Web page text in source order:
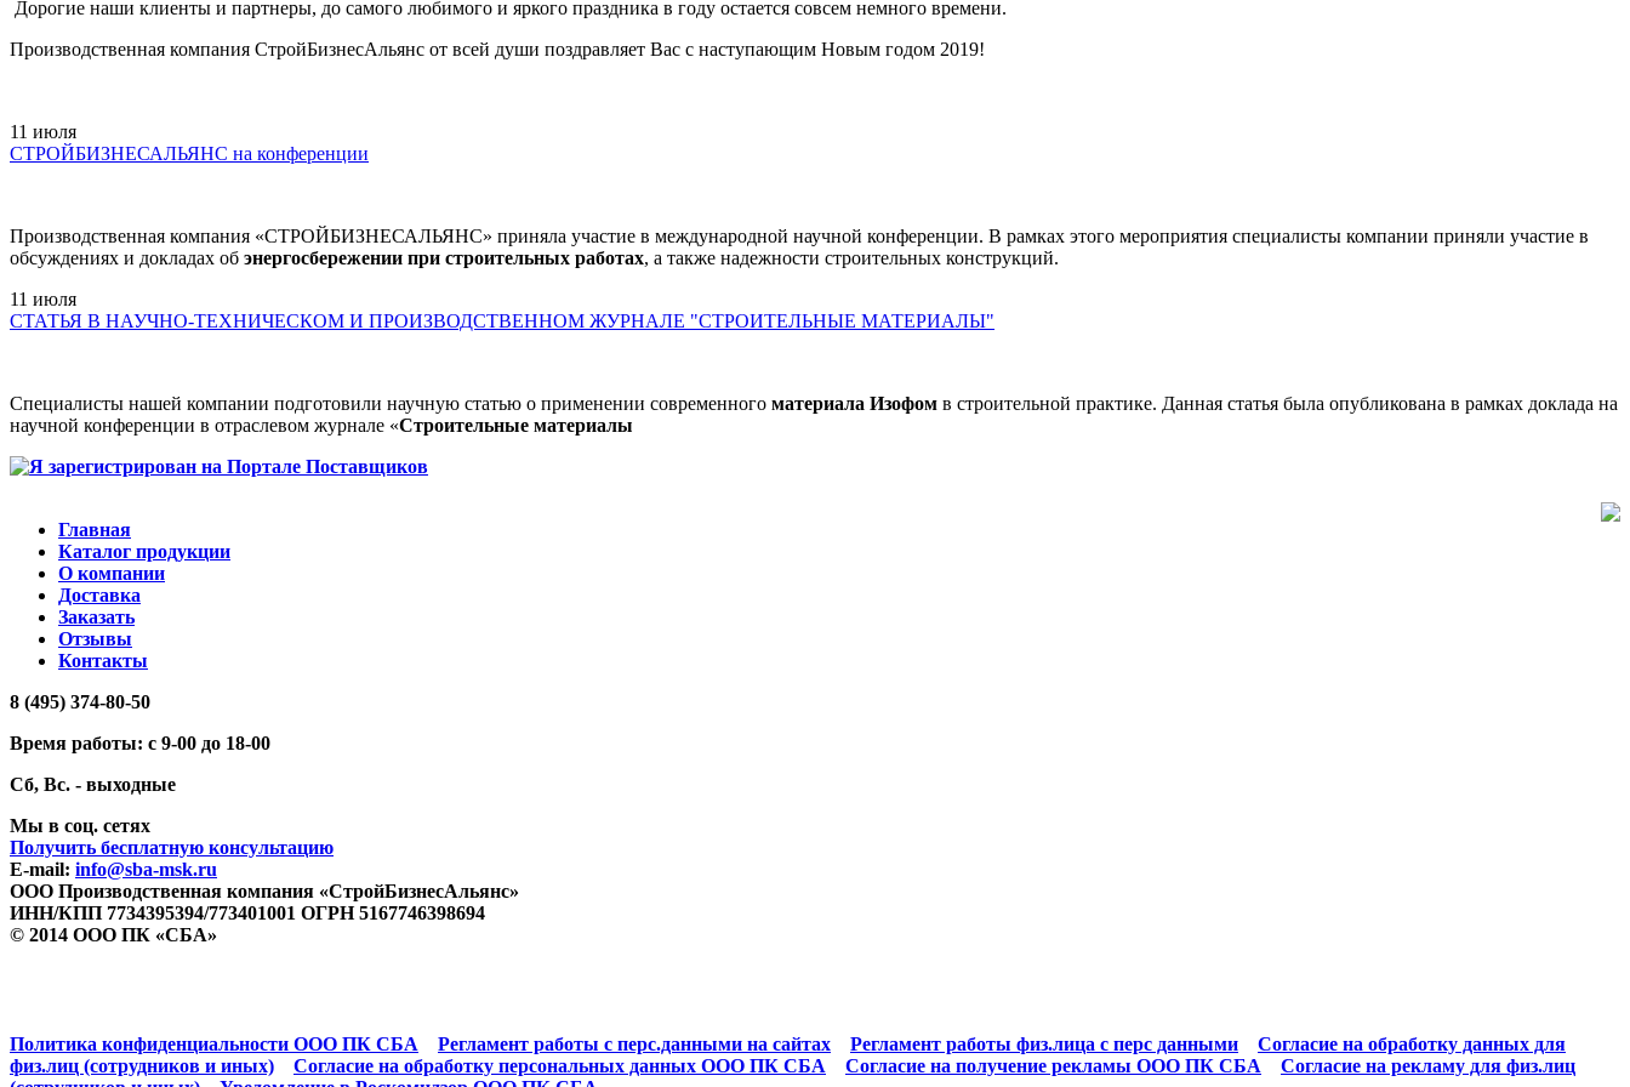
Дорогие наши клиенты и партнеры, до самого любимого и яркого праздника в году остается совсем немного времени.
Производственная компания СтройБизнесАльянс от всей души поздравляет Вас с наступающим Новым годом 2019!
11 июля
СТРОЙБИЗНЕСАЛЬЯНС на конференции
Производственная компания «СТРОЙБИЗНЕСАЛЬЯНС» приняла участие в международной научной конференции. В рамках этого мероприятия специалисты компании приняли участие в
обсуждениях и докладах об энергосбережении при строительных работах, а также надежности строительных конструкций.
11 июля
СТАТЬЯ В НАУЧНО-ТЕХНИЧЕСКОМ И ПРОИЗВОДСТВЕННОМ ЖУРНАЛЕ "СТРОИТЕЛЬНЫЕ МАТЕРИАЛЫ"
Специалисты нашей компании подготовили научную статью о применении современного материала Изофом в строительной практике. Данная статья была опубликована в рамках доклада на
научной конференции в отраслевом журнале «Строительные материалы
Главная
Каталог продукции
О компании
Доставка
Заказать
Отзывы
Контакты
8 (495) 374-80-50
Время работы: с 9-00 до 18-00
Сб, Вс. - выходные
Мы в соц. сетях
Получить бесплатную консультацию
E-mail: info@sba-msk.ru
ООО Производственная компания «СтройБизнесАльянс»
ИНН/КПП 7734395394/773401001 ОГРН 5167746398694
© 2014 ООО ПК «СБА»
Политика конфиденциальности ООО ПК СБА Регламент работы с перс.данными на сайтах Регламент работы физ.лица с перс данными
Согласие на обработку данных для
физ.лиц (сотрудников и иных)
Согласие на обработку персональных данных ООО ПК СБА Согласие на получение рекламы ООО ПК СБА
Согласие на рекламу для физ.лиц